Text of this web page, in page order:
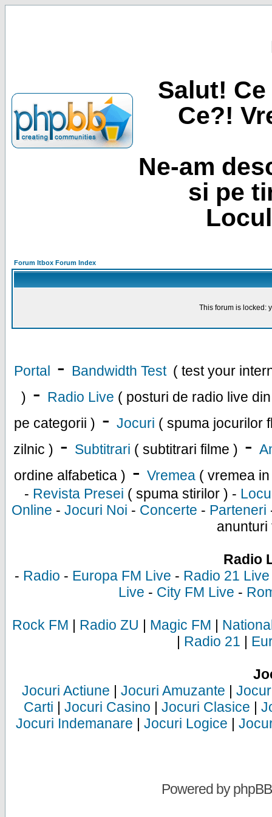
Salut!
Ce?!
Ne-am
si pe
Forum Itbox Forum Index
This forum is locked:
Portal - Bandwidth Test ( test your
) - Radio Live ( posturi de radio live
pe categorii ) - Jocuri ( spuma jocurilor
zilnic ) - Subtitrari ( subtitrari filme ) -
ordine alfabetica ) - Vremea ( vremea
- Revista Presei ( spuma stirilor ) -
Online - Jocuri Noi - Concerte - Parteneri
anunturi
Radio
- Radio - Europa FM Live - Radio 21 Live
Live - City FM Live -
Rock FM | Radio ZU | Magic FM |
| Radio 21 |
Jocuri Actiune | Jocuri Amuzante |
Carti | Jocuri Casino | Jocuri Clasice |
Jocuri Indemanare | Jocuri Logice |
Powered byphpBB